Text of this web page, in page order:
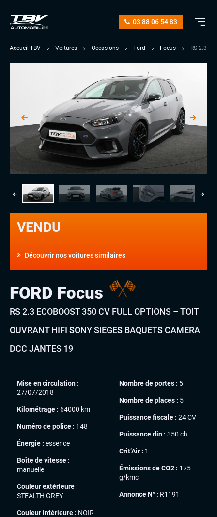
03 88 06 54 83
Accueil TBV Voitures Occasions Ford Focus RS 2.3
VENDU
Découvrir nos voitures similaires
FORD Focus
RS 2.3 ECOBOOST 350 CV FULL OPTIONS – TOIT
OUVRANT HIFI SONY SIEGES BAQUETS CAMERA
DCC JANTES 19
Mise en circulation :
27/07/2018
Kilométrage : 64000 km
Numéro de police : 148
Énergie : essence
Boîte de vitesse :
manuelle
Couleur extérieure :
STEALTH GREY
Couleur intérieure : NOIR
Nombre de portes : 5
Nombre de places : 5
Puissance fiscale : 24 CV
Puissance din : 350 ch
Crit’Air : 1
Émissions de CO2 : 175
g/kmc
Annonce N° : R1191